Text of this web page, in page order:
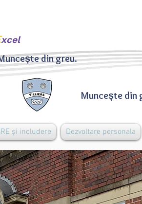
xcel
Muncește din
din greu.
și includere Dezvoltare personala